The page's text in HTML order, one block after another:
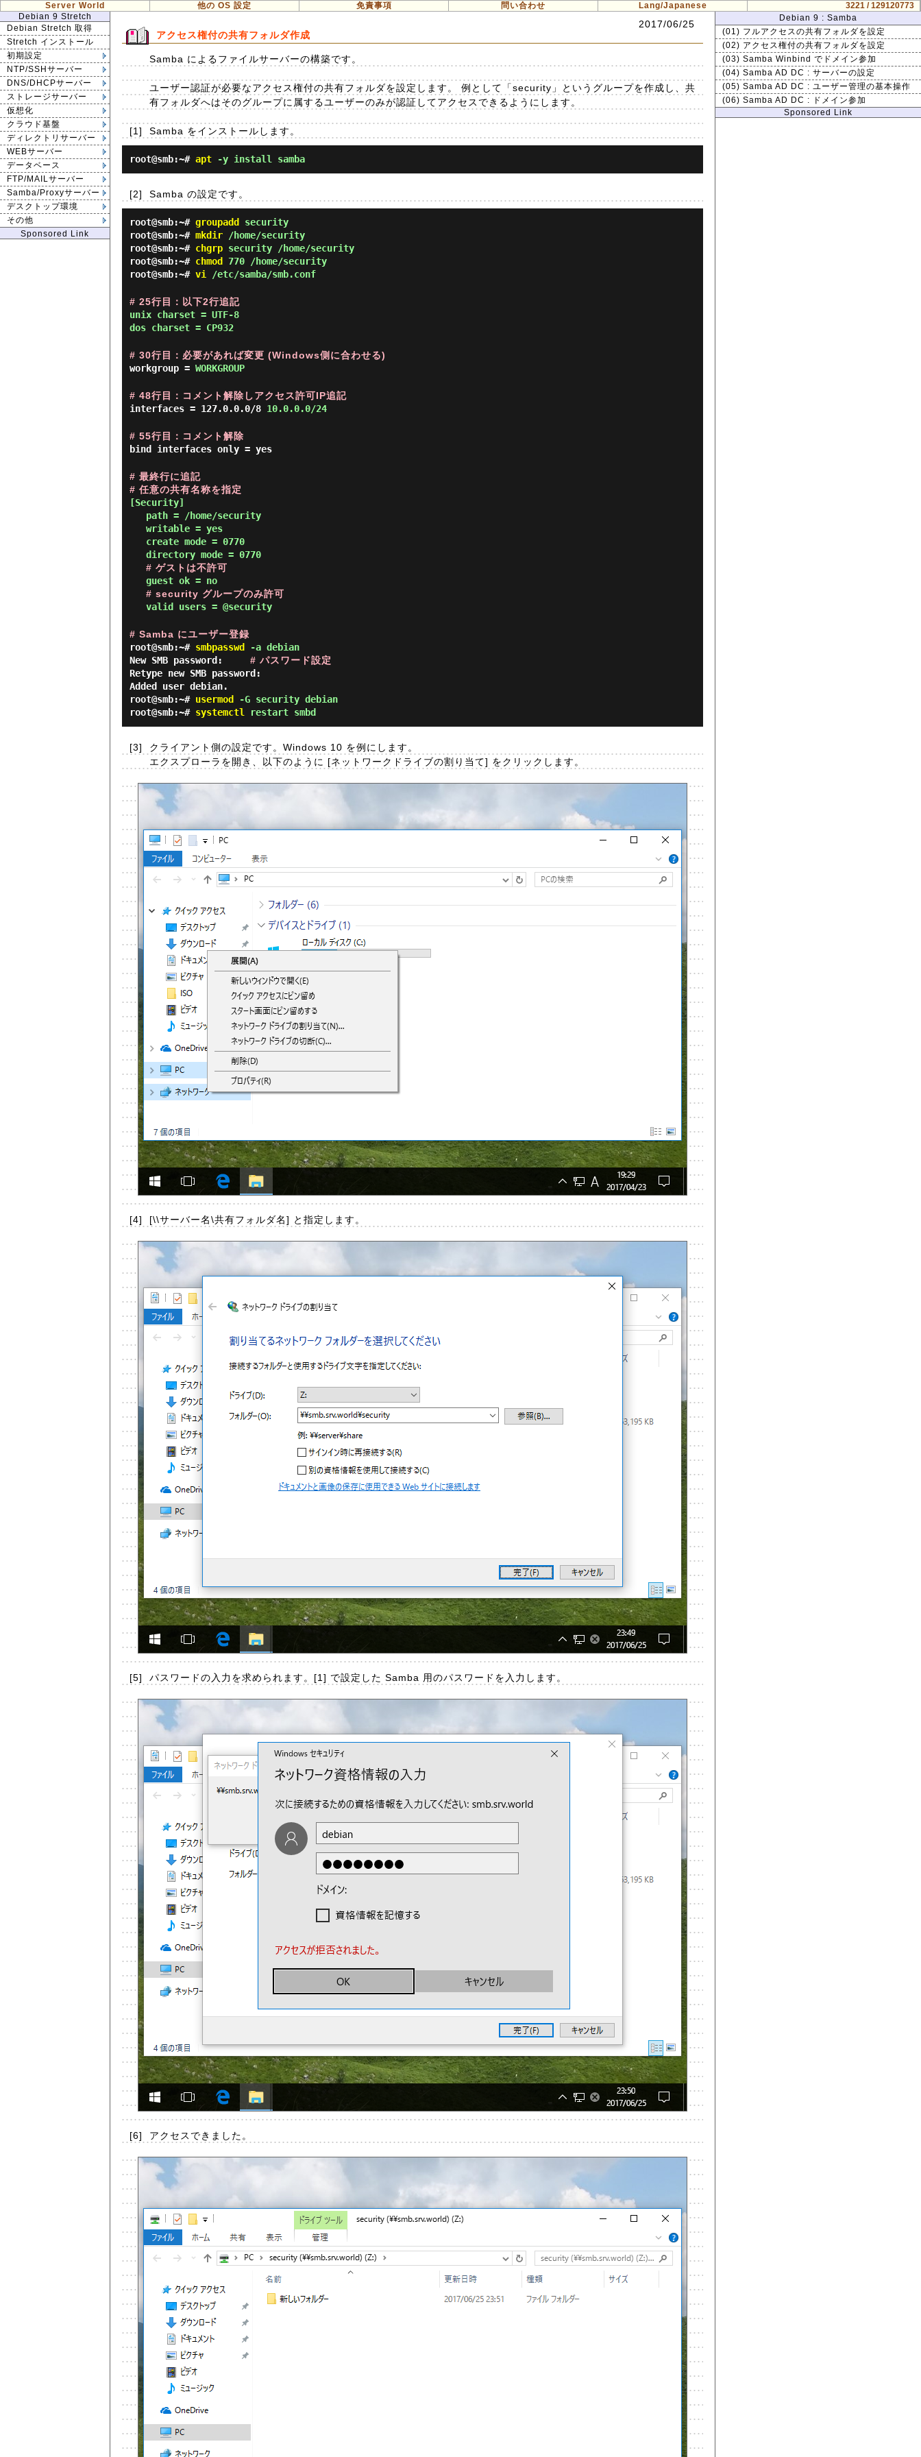
Server World 他の OS 設定 免責事項 問い合わせ Lang/Japanese
3221 / 129120773
Debian 9 Stretch
Debian Stretch 取得
Stretch インストール
初期設定
NTP/SSHサーバー
DNS/DHCPサーバー
ストレージサーバー
仮想化
クラウド基盤
ディレクトリサーバー
WEBサーバー
データベース
FTP/MAILサーバー
Samba/Proxyサーバー
デスクトップ環境
その他
Sponsored Link
アクセス権付の共有フォルダ作成
2017/06/25
Samba によるファイルサーバーの構築です。
ユーザー認証が必要なアクセス権付の共有フォルダを設定します。 例として「security」というグループを作成し、共
有フォルダへはそのグループに属するユーザーのみが認証してアクセスできるようにします。
[1] Samba をインストールします。
root@smb:~# apt -y install samba
[2] Samba の設定です。
root@smb:~# groupadd
security
root@smb:~# mkdir /home/security
root@smb:~# chgrp security /home/security
root@smb:~# chmod
770 /home/security
root@smb:~# vi /etc/samba/smb.conf
# 25行目：以下2行追記
unix charset = UTF-8
dos charset = CP932
# 30行目：必要があれば変更 (Windows側に合わせる)
workgroup = WORKGROUP
# 48行目：コメント解除しアクセス許可IP追記
interfaces = 127.0.0.0/8 10.0.0.0/24
# 55行目：コメント解除
bind interfaces only = yes
# 最終行に追記
# 任意の共有名称を指定
[Security]
path = /home/security
writable = yes
create mode = 0770
directory mode = 0770
# ゲストは不許可
guest ok = no
# security グループのみ許可
valid users = @security
# Samba にユーザー登録
root@smb:~# smbpasswd
-a debian
New SMB password: # パスワード設定
Retype new SMB password:
Added user debian.
root@smb:~# usermod
-G security debian
root@smb:~# systemctl restart smbd
[3]
クライアント側の設定です。Windows 10 を例にします。
エクスプローラを開き、以下のように [ネットワークドライブの割り当て] をクリックします。
[4] [\\サーバー名\共有フォルダ名] と指定します。
[5] パスワードの入力を求められます。[1] で設定した Samba 用のパスワードを入力します。
[6] アクセスできました。
Debian 9 : Samba
(01) フルアクセスの共有フォルダを設定
(02) アクセス権付の共有フォルダを設定
(03) Samba Winbind でドメイン参加
(04) Samba AD DC : サーバーの設定
(05) Samba AD DC : ユーザー管理の基本操作
(06) Samba AD DC : ドメイン参加
Sponsored Link